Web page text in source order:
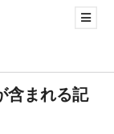
含まれる記